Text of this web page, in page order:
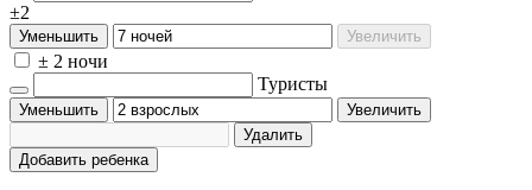
±2
Уменьшить Увеличить
± 2 ночи
Туристы
Уменьшить
Увеличить
Удалить
Добавить ребенка